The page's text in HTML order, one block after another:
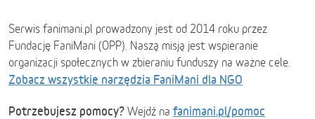
Serwis fanimani.pl prowadzony jest od 2014 roku przez
Fundację FaniMani (OPP). Naszą misją jest wspieranie
organizacji społecznych w zbieraniu funduszy na ważne cele.
Zobacz wszystkie narzędzia FaniMani dla NGO
Potrzebujesz pomocy? Wejdź na fanimani.pl/pomoc